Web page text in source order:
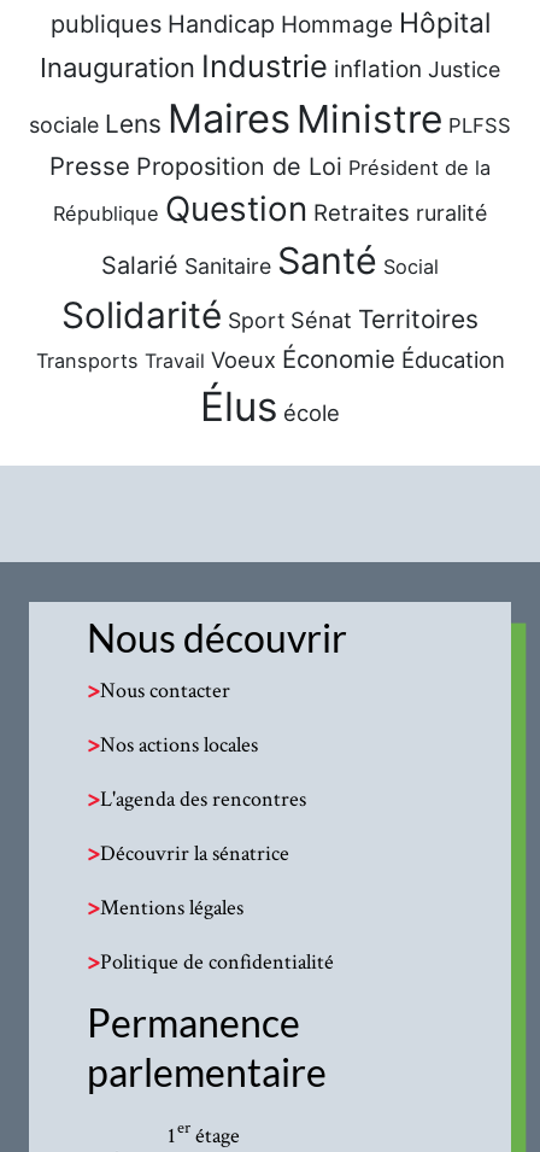
publiques Handicap Hommage Hôpital
Inauguration Industrie inflation Justice
sociale Lens Maires Ministre PLFSS
Presse Proposition de Loi Président de la
République Question Retraites ruralité
Salarié Sanitaire Santé Social
Solidarité Sport Sénat Territoires
Transports Travail Voeux Économie Éducation
Élus école
Nous découvrir
>Nous contacter
>Nos actions locales
>L'agenda des rencontres
>Découvrir la sénatrice
>Mentions légales
>Politique de confidentialité
Permanence
parlementaire
1erétage